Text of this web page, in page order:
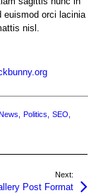
euismod orci lacinia
nisl.
Politics
SEO
Next:
Post Format